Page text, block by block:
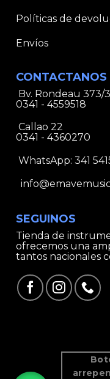
Políticas de
Envíos
CONTACTANOS
Bv. Rondeau 373/
0341 - 4559518
Callao 22
0341 - 4360270
WhatsApp: 341
SEGUINOS
Tienda de
ofrecemos una
tantos nacionales